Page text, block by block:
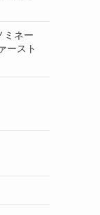
ミネー
ースト